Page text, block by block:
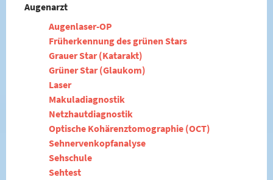
Augenarzt
Augenlaser-OP
Früherkennung des grünen Stars
Grauer Star (Katarakt)
Grüner Star (Glaukom)
Laser
Makuladiagnostik
Netzhautdiagnostik
Optische Kohärenztomographie (OCT)
Sehnervenkopfanalyse
Sehschule
Sehtest